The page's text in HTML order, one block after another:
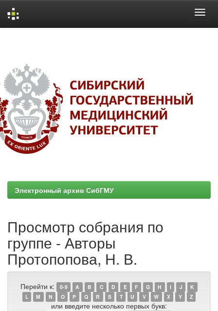
Электронный архив СибГМУ
Просмотр собрания по
группе - Авторы
Протопопова, Н. В.
Перейти к: 0-9 A B C D E F G H I J
K
L
M N O P Q R S T U V W X Y Z
или введите несколько первых букв: